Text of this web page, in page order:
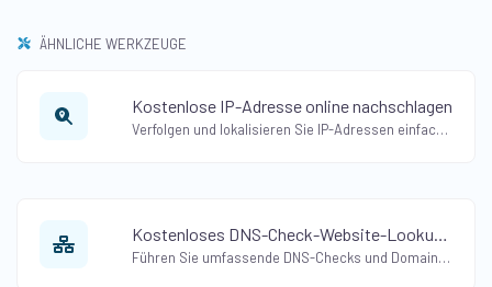
ÄHNLICHE WERKZEUGE
Kostenlose IP-Adresse online nachschlagen
Verfolgen und lokalisieren Sie IP-Adressen einfach mit unserem kostenlosen Online-Tool zur IP-Adressensuche. Erhalten Sie detaillierte Informationen mit unserem IP-Tracker.
Führen Sie umfassende DNS-Checks und Domain-Lookups sofort durch. Erhalten Sie genaue Ergebnisse kostenlos mit unserem DNS-Check-Website-Lookup-Tool.